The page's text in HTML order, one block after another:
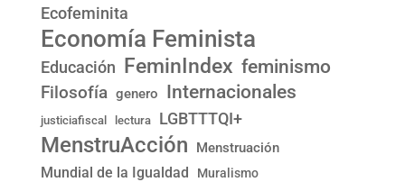
Ecofeminita
Economía Feminista
Educación FeminIndex feminismo
Filosofía genero Internacionales
justiciafiscal lectura LGBTTTQI+
MenstruAcción Menstruación
Mundial de la Igualdad Muralismo